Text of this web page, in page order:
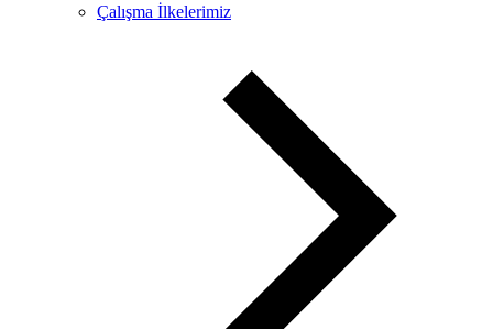
Çalışma İlkelerimiz